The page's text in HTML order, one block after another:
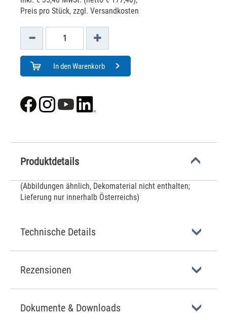
Preis pro Stück, zzgl. Versandkosten
In den Warenkorb
Produktdetails
(Abbildungen ähnlich, Dekomaterial nicht enthalten;
Lieferung nur innerhalb Österreichs)
Technische Details
Rezensionen
Dokumente & Downloads